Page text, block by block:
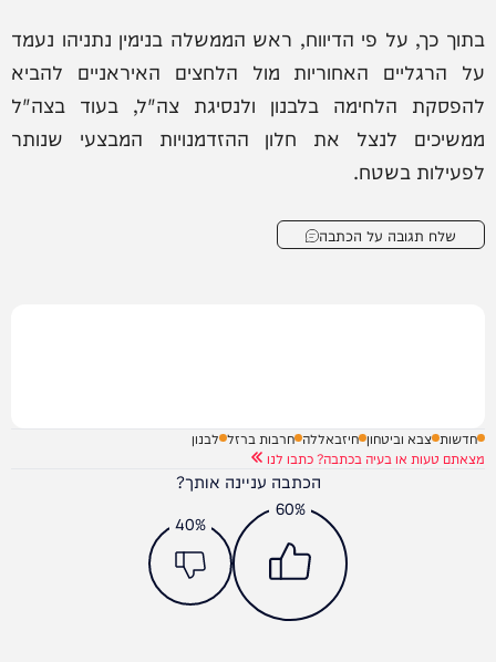
בתוך כך, על פי הדיווח, ראש הממשלה בנימין נתניהו נעמד
על הרגליים האחוריות מול הלחצים האיראניים להביא
להפסקת הלחימה בלבנון ולנסיגת צה"ל, בעוד בצה"ל
ממשיכים לנצל את חלון ההזדמנויות המבצעי שנותר
לפעילות בשטח.
שלח תגובה על הכתבה
חדשות צבא וביטחון חיזבאללה חרבות ברזל לבנון
מצאתם טעות או בעיה בכתבה? כתבו לנו
הכתבה עניינה אותך?
60%
40%